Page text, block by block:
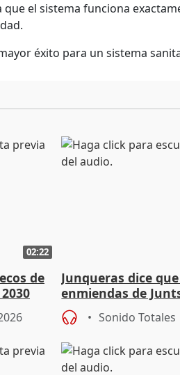
el sistema funciona
éxito para un sistema
02:22
de
Junqueras dice
enmiendas de
en el trámite de
Sonido Totales